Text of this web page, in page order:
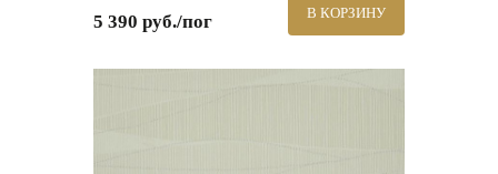
5 390 руб./пог В КОРЗИНУ